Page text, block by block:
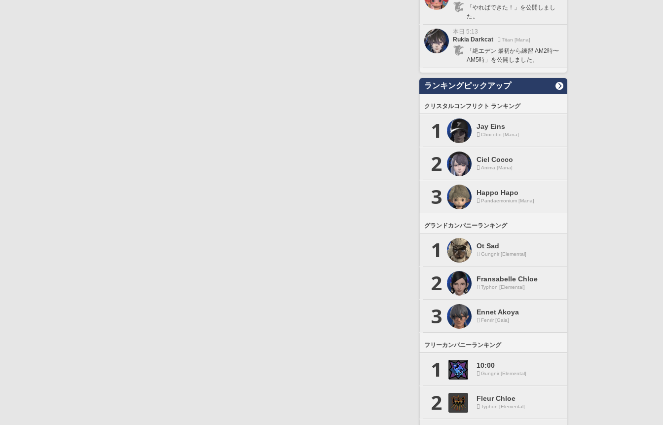
「やればできた！」を公開しまし
た。
本日 5:13
Rukia Darkcat
Titan [Mana]
「絶エデン 最初から練習 AM2時〜
AM5時」を公開しました。
ランキングピックアップ
クリスタルコンフリクト ランキング
1 Jay Eins
Chocobo [Mana]
2 Ciel Cocco
Anima [Mana]
3 Happo Hapo
Pandaemonium [Mana]
グランドカンパニーランキング
1 Ot Sad
Gungnir [Elemental]
2 Fransabelle Chloe
Typhon [Elemental]
3 Ennet Akoya
Fenrir [Gaia]
フリーカンパニーランキング
1 10:00
Gungnir [Elemental]
2 Fleur Chloe
Typhon [Elemental]